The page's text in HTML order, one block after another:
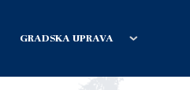
GRADSKA UPRAVA